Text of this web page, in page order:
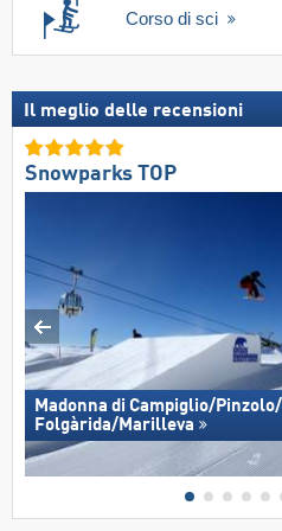
Corso di sci
Il meglio delle recensioni
Snowparks TOP
Madonna di Campiglio/​Pinzolo/​
Folgàrida/​Marilleva